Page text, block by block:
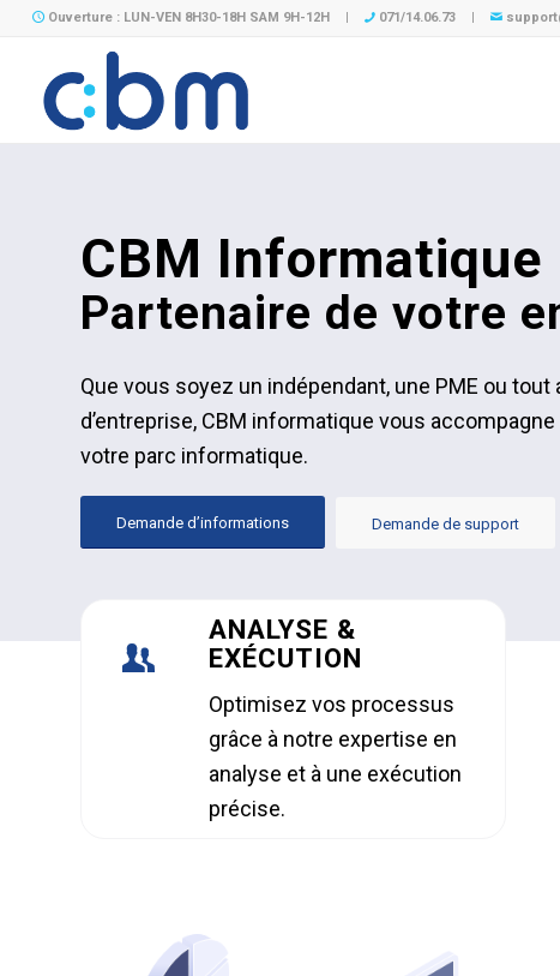
Ouverture : LUN-VEN 8H30-18H SAM 9H-12H | 071/14.06.73 |
CBM Informatique
Partenaire de votre
Que vous soyez un indépendant, une PME ou tout
d’entreprise, CBM informatique vous
votre parc informatique.
Demande d’informations Demande de support
ANALYSE &
EXÉCUTION
Optimisez vos processus
grâce à notre expertise en
analyse et à une exécution
précise.